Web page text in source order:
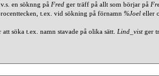
en söknng på Fred ger träff på allt som börjar på
t.ex. vid sökning på förnamn %Joel eller
söka t.ex. namn stavade på olika sätt. Lind_vistger